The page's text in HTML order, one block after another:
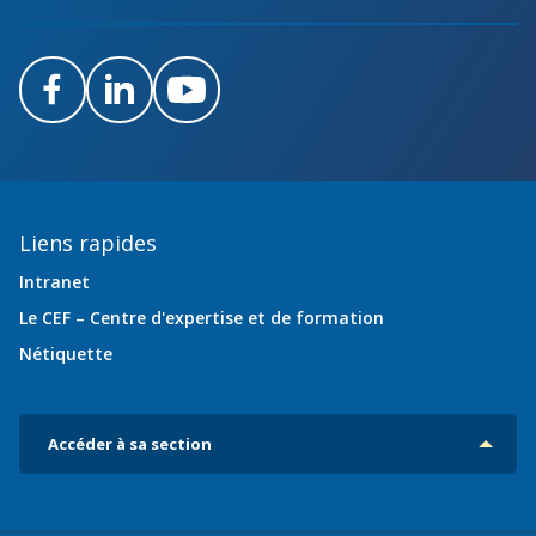
FacebookLinkedInYoutube
Liens rapides
Intranet
Le CEF – Centre d'expertise et de formation
Nétiquette
Accéder à sa section